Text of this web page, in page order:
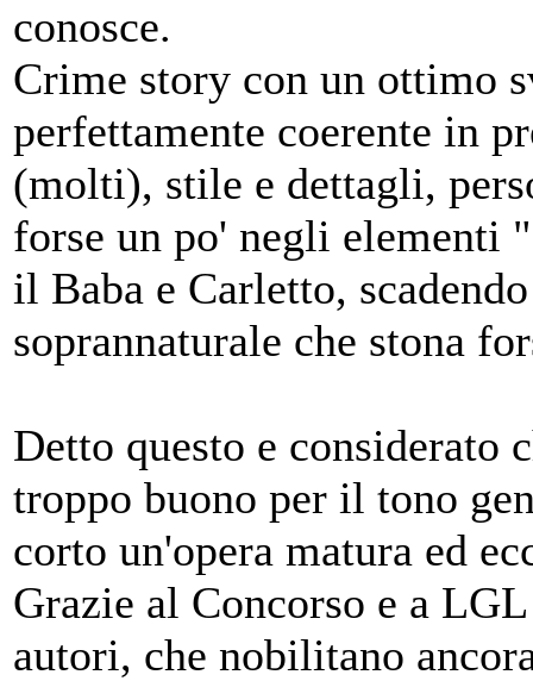
conosce.
Crime story con un ottimo
perfettamente coerente in
(molti), stile e dettagli,
forse un po' negli elementi
il Baba e Carletto,
soprannaturale che stona
Detto questo e
troppo buono per il tono
corto un'opera matura ed
Grazie al Concorso e a
autori, che nobilitano